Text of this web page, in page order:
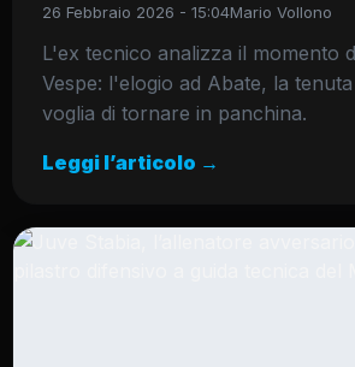
26 Febbraio 2026 - 15:04Mario Vollono
L'ex tecnico analizza il momento
Vespe: l'elogio ad Abate, la
voglia di tornare in panchina.
Leggi l’articolo →